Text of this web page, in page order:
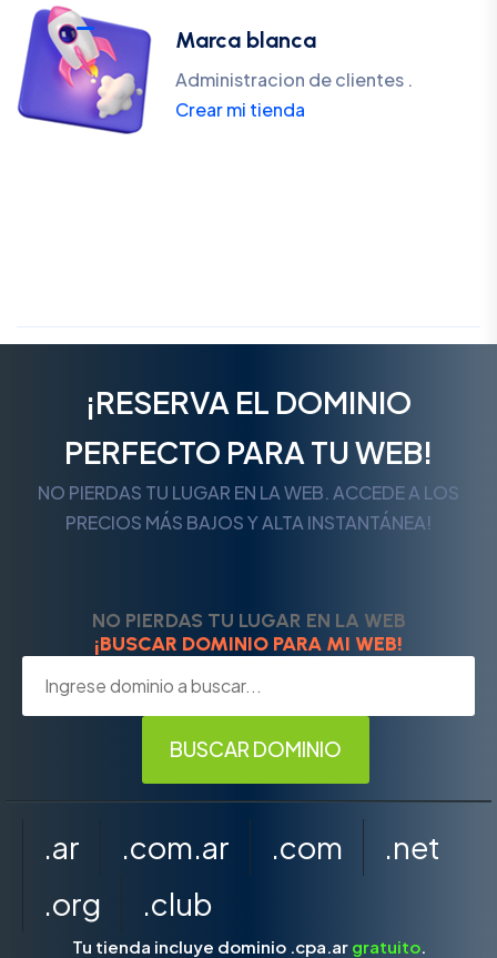
Marca blanca
Administracion de clientes .
Crear mi tienda
¡RESERVA EL DOMINIO
PERFECTO PARA TU WEB!
NO PIERDAS TU LUGAR EN LA WEB. ACCEDE A LOS
PRECIOS MÁS BAJOS Y ALTA INSTANTÁNEA!
NO PIERDAS TU LUGAR EN LA WEB
¡BUSCAR DOMINIO PARA MI WEB!
.ar .com.ar .com
.net
.org
.club
Tu tienda incluye dominio .cpa.ar gratuito.